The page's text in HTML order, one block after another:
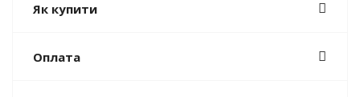
Як купити
Оплата